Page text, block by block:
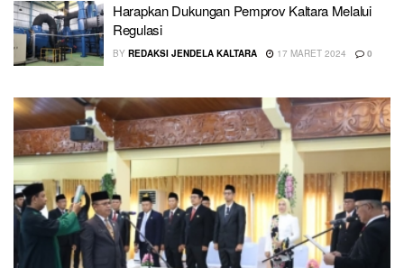
Harapkan Dukungan Pemprov Kaltara Melalui
Regulasi
BY REDAKSI JENDELA KALTARA 17 MARET 2024 0